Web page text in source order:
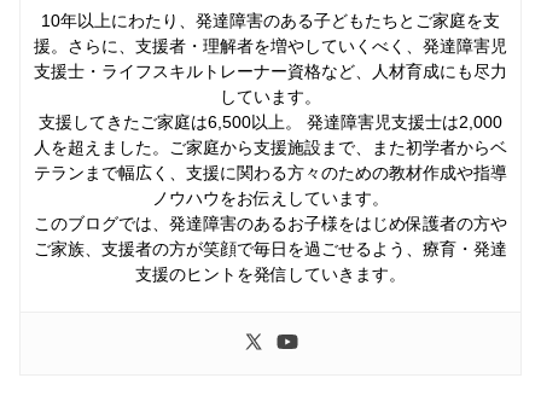
10年以上にわたり、発達障害のある子どもたちとご家庭を支
援。さらに、支援者・理解者を増やしていくべく、発達障害児
支援士・ライフスキルトレーナー資格など、人材育成にも尽力
しています。
支援してきたご家庭は6,500以上。 発達障害児支援士は2,000
人を超えました。ご家庭から支援施設まで、また初学者からベ
テランまで幅広く、支援に関わる方々のための教材作成や指導
ノウハウをお伝えしています。
このブログでは、発達障害のあるお子様をはじめ保護者の方や
ご家族、支援者の方が笑顔で毎日を過ごせるよう、療育・発達
支援のヒントを発信していきます。